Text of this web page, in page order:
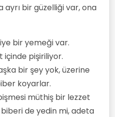
ayrı bir güzelliği var, ona
bir yemeği var.
içinde pişiriliyor.
bir şey yok, üzerine
koyarlar.
müthiş bir lezzet
biberi de yedin mi, adeta